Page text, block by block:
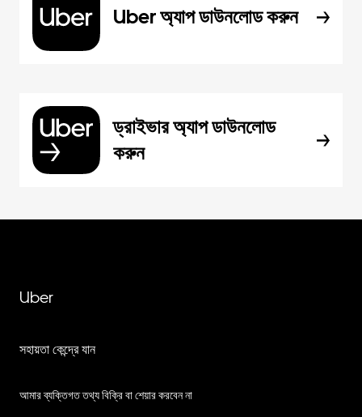
Uber অ্যাপ ডাউনলোড করুন
ড্রাইভার অ্যাপ ডাউনলোড
করুন
Uber
সহায়তা কেন্দ্রে যান
আমার ব্যক্তিগত তথ্য বিক্রি বা শেয়ার করবেন না